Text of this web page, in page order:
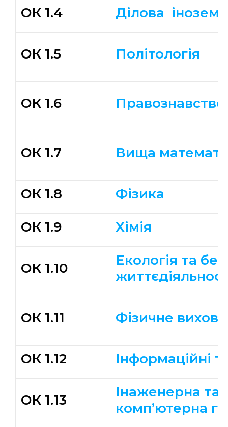
ОК 1.4 Ділова
ОК 1.5 Політологія
ОК 1.6 Правознавство
ОК 1.7 Вища
ОК 1.8 Фізика
ОК 1.9 Хімія
ОК 1.10
Екологія та
ОК 1.11 Фізичне
ОК 1.12 Інформаційні
ОК 1.13
Інаженерна та
комп’ютерна